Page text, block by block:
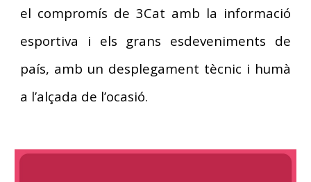
el compromís de 3Cat amb la informació
esportiva i els grans esdeveniments de
país, amb un desplegament tècnic i humà
a l’alçada de l’ocasió.